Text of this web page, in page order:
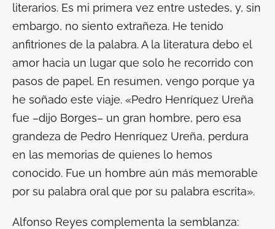
literarios. Es mi primera vez entre ustedes, y, sin
embargo, no siento extrañeza. He tenido
anfitriones de la palabra. A la literatura debo el
amor hacia un lugar que solo he recorrido con
pasos de papel. En resumen, vengo porque ya
he soñado este viaje. «Pedro Henríquez Ureña
fue –dijo Borges– un gran hombre, pero esa
grandeza de Pedro Henríquez Ureña, perdura
en las memorias de quienes lo hemos
conocido. Fue un hombre aún más memorable
por su palabra oral que por su palabra escrita».
Alfonso Reyes complementa la semblanza: